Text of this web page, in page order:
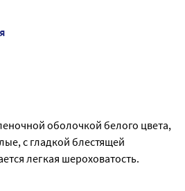
оболочкой белого цвета,
с гладкой блестящей
легкая шероховатость.